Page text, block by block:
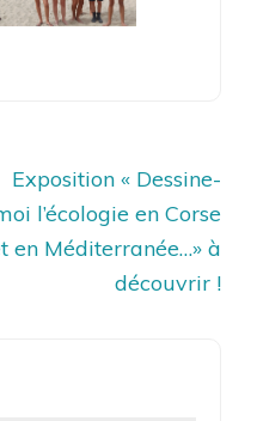
Exposition « Dessine-
l’écologie en Corse
en Méditerranée…» à
découvrir !